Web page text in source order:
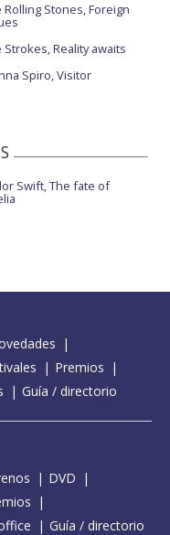
Rolling Stones, Foreign
Strokes, Reality awaits
Spiro, Visitor
Swift, The fate of
Premios
Guía / directorio
DVD
Guía / directorio